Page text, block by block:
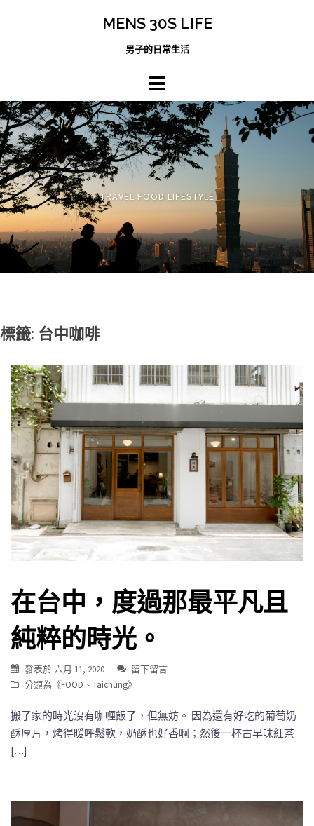
MENS 30S LIFE
男子的日常生活
TRAVEL FOOD LIFESTYLE
標籤: 台中咖啡
在台中，度過那最平凡且
純粹的時光。
發表於六月 11, 2020
留下留言
分類為《FOOD 、 Taichung》
搬了家的時光沒有咖喱飯了，但無妨。 因為還有好吃的葡萄奶
酥厚片，烤得暖呼鬆軟，奶酥也好香啊；然後一杯古早味紅茶
[…]